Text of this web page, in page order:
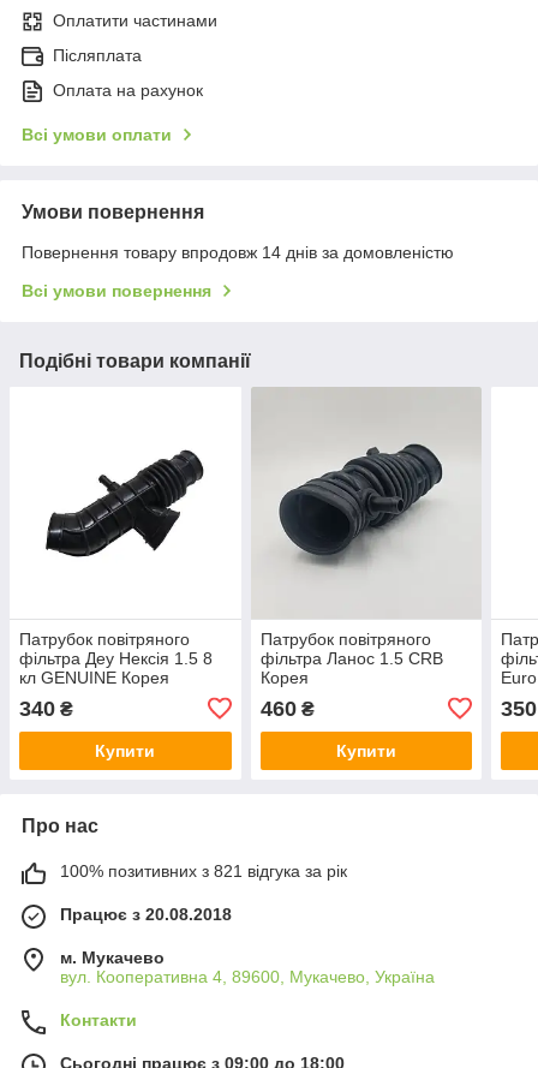
Оплатити частинами
Післяплата
Оплата на рахунок
Всі умови оплати
Умови повернення
Повернення товару впродовж 14 днів за домовленістю
Всі умови повернення
Подібні товари компанії
Патрубок повітряного
фільтра Деу Нексія 1.5 8
кл GENUINE Корея
340 ₴
Купити
Патрубок повітряного
фільтра Ланос 1.5 CRB
Корея
460₴
Купити
350
Про нас
100% позитивних з 821 відгука за рік
Працює з 20.08.2018
м. Мукачево
вул. Кооперативна 4, 89600, Мукачево, Україна
Контакти
Сьогодні працює з 09:00 до 18:00